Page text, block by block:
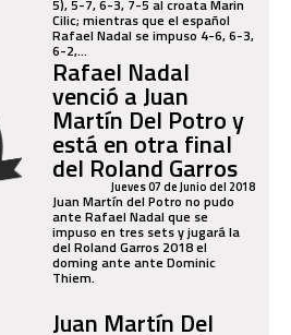
5), 5-7, 6-3, 7-5 al croata Marin
Cilic; mientras que el español
Rafael Nadal se impuso 4-6, 6-3,
6-2,...
Rafael Nadal
venció a Juan
Martín Del Potro y
está en otra final
del Roland Garros
Jueves 07 de Junio del 2018
Juan Martín del Potro no pudo
ante Rafael Nadal que se
impuso en tres sets y jugará la
del Roland Garros 2018 el
doming ante ante Dominic
Thiem.
Juan Martín Del